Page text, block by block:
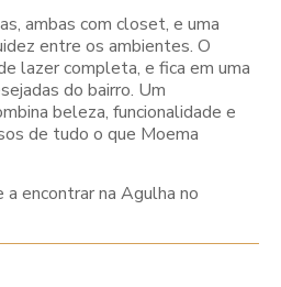
ambas com closet, e uma
entre os ambientes. O
lazer completa, e fica em uma
do bairro. Um
beleza, funcionalidade e
de tudo o que Moema
a encontrar na Agulha no